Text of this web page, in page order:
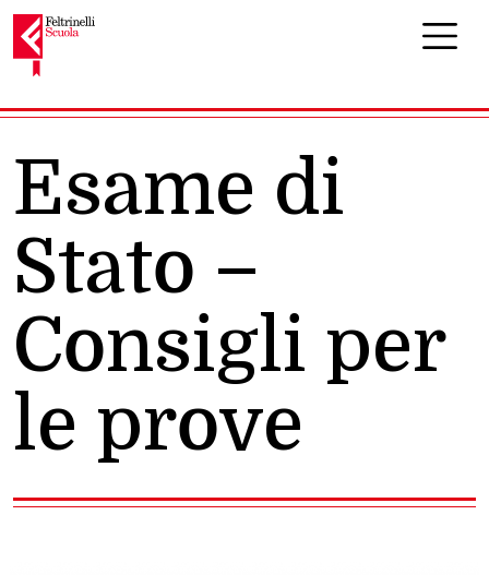
Navigazione principale
Esame di
Stato –
Consigli per
le prove